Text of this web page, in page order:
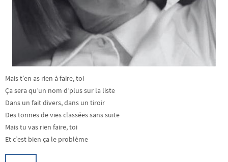
Mais t’en as rien à faire, toi
Ça sera qu’un nom d’plus sur la liste
Dans un fait divers, dans un tiroir
Des tonnes de vies classées sans suite
Mais tu vas rien faire, toi
Et c’est bien ça le problème